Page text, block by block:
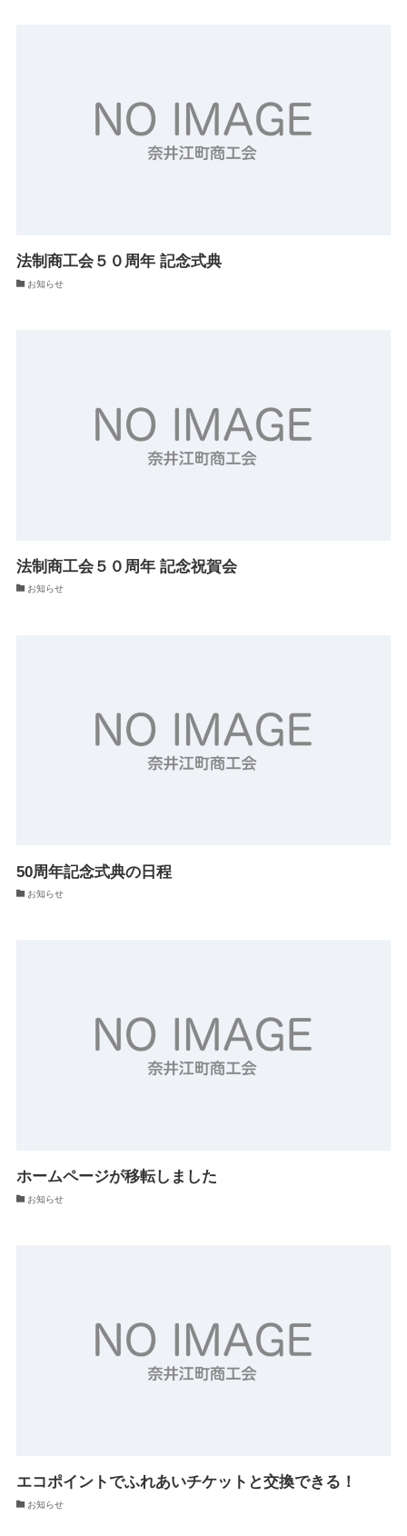
法制商工会５０周年 記念式典
お知らせ
法制商工会５０周年 記念祝賀会
お知らせ
50周年記念式典の日程
お知らせ
ホームページが移転しました
お知らせ
エコポイントでふれあいチケットと交換できる！
お知らせ